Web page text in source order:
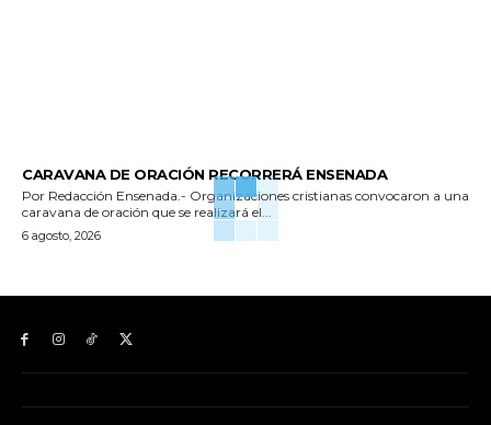
CARAVANA DE ORACIÓN RECORRERÁ ENSENADA
Por Redacción Ensenada.- Organizaciones cristianas convocaron a una
caravana de oración que se realizará el...
6 agosto, 2026